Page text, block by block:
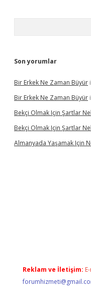
Son yorumlar
Bir Erkek Ne Zaman Büyür
Bir Erkek Ne Zaman Büyür
Bekçi Olmak Için Şartlar
Bekçi Olmak Için Şartlar
Almanyada Yaşamak Için
Reklam ve İletişim: